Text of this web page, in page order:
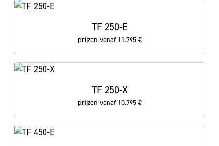
TF 250-E
prijzen vanaf 11.795 €
TF 250-X
prijzen vanaf 10.795 €